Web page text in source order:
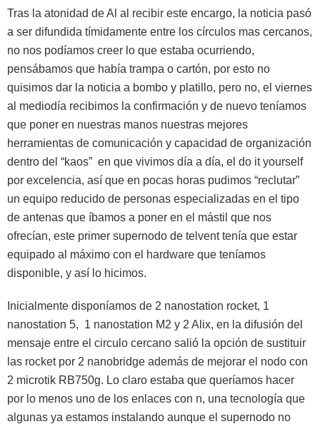
Tras la atonidad de Al al recibir este encargo, la noticia pasó
a ser difundida tímidamente entre los círculos mas cercanos,
no nos podíamos creer lo que estaba ocurriendo,
pensábamos que había trampa o cartón, por esto no
quisimos dar la noticia a bombo y platillo, pero no, el viernes
al mediodía recibimos la confirmación y de nuevo teníamos
que poner en nuestras manos nuestras mejores
herramientas de comunicación y capacidad de organización
dentro del “kaos” en que vivimos día a día, el do it yourself
por excelencia, así que en pocas horas pudimos “reclutar”
un equipo reducido de personas especializadas en el tipo
de antenas que íbamos a poner en el mástil que nos
ofrecían, este primer supernodo de telvent tenía que estar
equipado al máximo con el hardware que teníamos
disponible, y así lo hicimos.
Inicialmente disponíamos de 2 nanostation rocket, 1
nanostation 5, 1 nanostation M2 y 2 Alix, en la difusión del
mensaje entre el circulo cercano salió la opción de sustituir
las rocket por 2 nanobridge además de mejorar el nodo con
2 microtik RB750g. Lo claro estaba que queríamos hacer
por lo menos uno de los enlaces con n, una tecnología que
algunas ya estamos instalando aunque el supernodo no